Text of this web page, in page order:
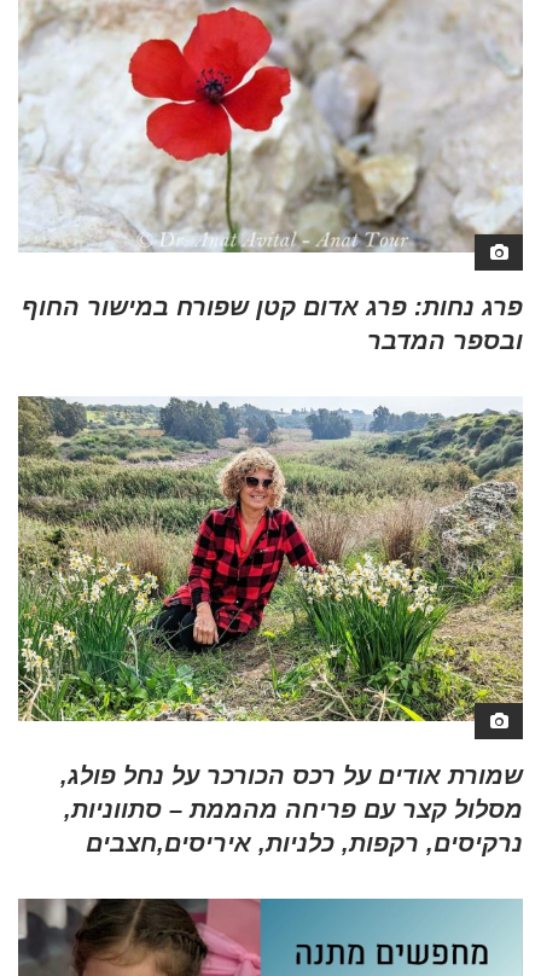
פרג נחות: פרג אדום קטן שפורח במישור החוף
ובספר המדבר
שמורת אודים על רכס הכורכר על נחל פולג,
מסלול קצר עם פריחה מהממת – סתווניות,
נרקיסים, רקפות, כלניות, איריסים,חצבים